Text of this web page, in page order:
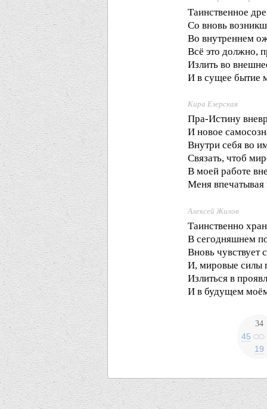
Таинственное
Со вновь
Во внутреннем
Всё это должно,
Излить во
И в сущее бытие
Кира Езерская
Пра-Истину
И новое
Внутри себя во
Связать, чтоб
В моей работе
Меня впечатывая
Алексей Жилов
Таинственно
В сегодняшнем
Вновь
И, мировые силы
Излиться в
И в будущем моём
34
45
19